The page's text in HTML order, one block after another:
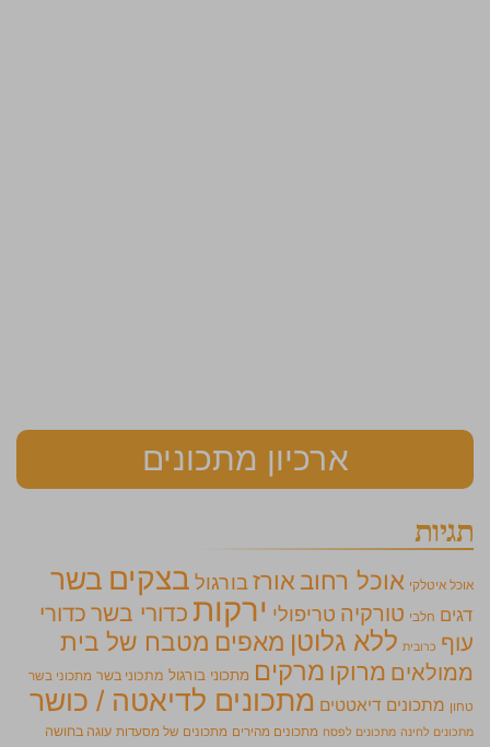
ארכיון מתכונים
תגיות
אוכל איטלקי אוכל רחוב אורזבורגול בצקים בשר
דגים חלבי טורקיה טריפולי ירקות כדורי בשר כדורי
עוף כרובית ללא גלוטן מאפים מטבח של בית
ממולאים מרוקו מרקים מתכוני בורגול מתכוני בשר מתכוני בשר
טחון מתכונים דיאטטים מתכונים לדיאטה / כושר
מתכונים לחינה מתכונים לפסח מתכונים מהירים מתכונים של מסעדות עוגה בחושה